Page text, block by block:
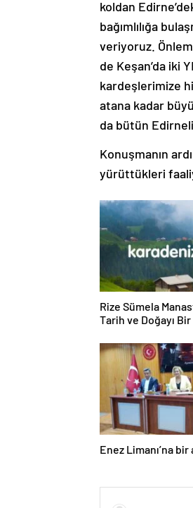
koldan
bağımlılığa
veriyoruz.
de Keşan’da iki
kardeşlerimize
atana kadar
da bütün
Konuşmanın
yürüttükleri
Rize Sümela
Tarih ve Doğayı
Enez Limanı’na bir